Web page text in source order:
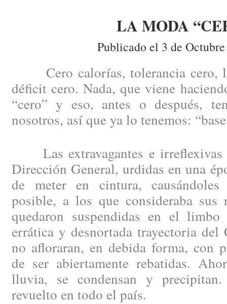
LA MODA
Publicado el 3 de
Cero calorías, tolerancia cero,
déficit cero. Nada, que viene
“cero” y eso, antes o después,
nosotros, así que ya lo tenemos:
Las extravagantes e irreflexivas
Dirección General, urdidas en una
de meter en cintura,
posible, a los que consideraba sus
quedaron suspendidas en el
errática y desnortada trayectoria
no afloraran, en debida forma, con
de ser abiertamente rebatidas.
lluvia, se condensan y
revuelto en todo el país.